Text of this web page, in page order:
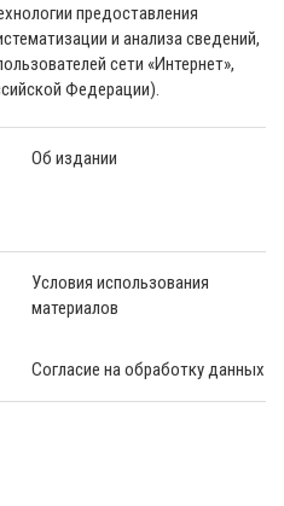
предоставления
и анализа сведений,
сети «Интернет»,
Федерации).
Об издании
Условия использования
материалов
Согласие на обработку данных